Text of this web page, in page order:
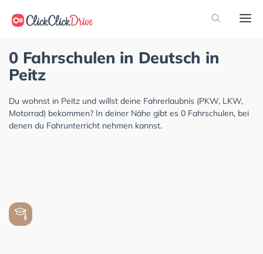
0 Fahrschulen in Deutsch in
Peitz
Du wohnst in Peitz und willst deine Fahrerlaubnis (PKW, LKW,
Motorrad) bekommen? In deiner Nähe gibt es 0 Fahrschulen, bei
denen du Fahrunterricht nehmen kannst.